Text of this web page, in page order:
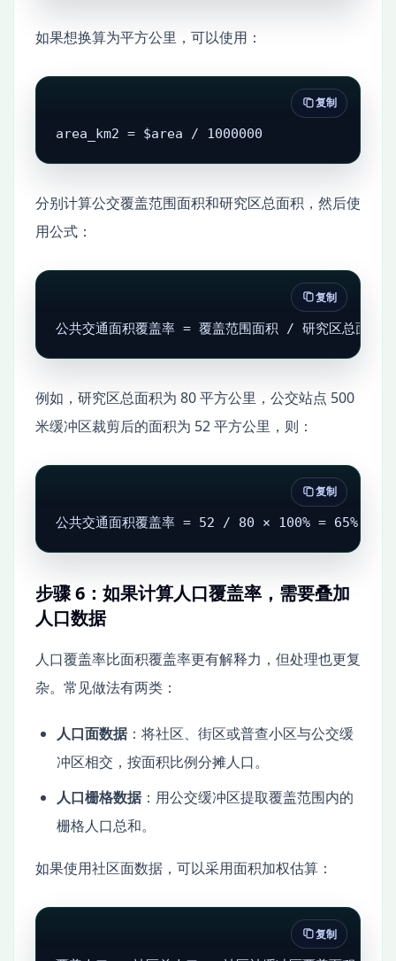
如果想换算为平方公里，可以使用：
area_km2 = $area / 1000000
复制
分别计算公交覆盖范围面积和研究区总面积，然后使
用公式：
公共交通面积覆盖率 = 覆盖范围面积 / 研究区总面积
复制
例如，研究区总面积为 80 平方公里，公交站点 500
米缓冲区裁剪后的面积为 52 平方公里，则：
公共交通面积覆盖率 = 52 / 80 × 100% = 65%
复制
步骤 6：如果计算人口覆盖率，需要叠加
人口数据
人口覆盖率比面积覆盖率更有解释力，但处理也更复
杂。常见做法有两类：
人口面数据：将社区、街区或普查小区与公交缓
冲区相交，按面积比例分摊人口。
人口栅格数据：用公交缓冲区提取覆盖范围内的
栅格人口总和。
如果使用社区面数据，可以采用面积加权估算：
复制